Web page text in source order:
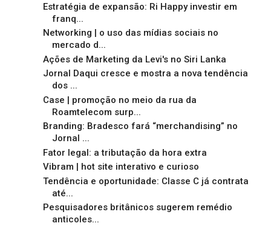
Estratégia de expansão: Ri Happy investir em
franq...
Networking | o uso das mídias sociais no
mercado d...
Ações de Marketing da Levi's no Siri Lanka
Jornal Daqui cresce e mostra a nova tendência
dos ...
Case | promoção no meio da rua da
Roamtelecom surp...
Branding: Bradesco fará “merchandising” no
Jornal ...
Fator legal: a tributação da hora extra
Vibram | hot site interativo e curioso
Tendência e oportunidade: Classe C já contrata
até...
Pesquisadores britânicos sugerem remédio
anticoles...